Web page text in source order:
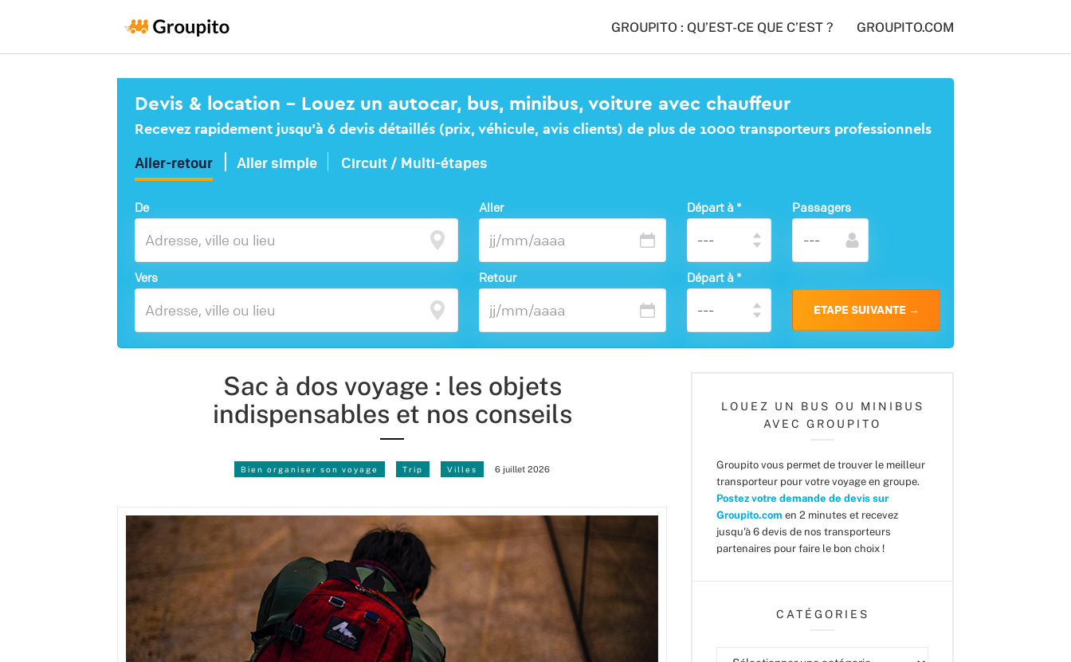
GROUPITO : QU’EST-CE QUE C’EST ? GROUPITO.COM
Devis & location – Louez un autocar, bus, minibus, voiture avec chauffeur
Recevez rapidement jusqu’à 6 devis détaillés (prix, véhicule, avis clients) de plus de 1000 transporteurs professionnels
Aller-retour Aller simple Circuit / Multi-étapes
De
Vers
Aller Départ à *
Retour Départ à *
Passagers
Sac à dos voyage : les objets
indispensables et nos conseils
Bien organiser son voyage Trip Villes 6 juillet 2026
LOUEZ UN BUS OU MINIBUS
AVEC GROUPITO
Groupito vous permet de trouver le meilleur
transporteur pour votre voyage en groupe.
Postez votre demande de devis sur
Groupito.com en 2 minutes et recevez
jusqu'à 6 devis de nos transporteurs
partenaires pour faire le bon choix !
CATÉGORIES